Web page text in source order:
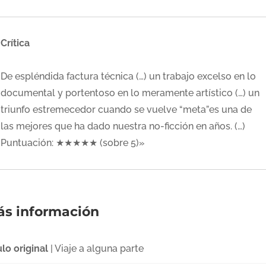
Crítica
De espléndida factura técnica (…) un trabajo excelso en lo
documental y portentoso en lo meramente artístico (…) un
triunfo estremecedor cuando se vuelve “meta”es una de
las mejores que ha dado nuestra no-ficción en años. (…)
Puntuación: ★★★★★ (sobre 5)»
información
original| Viaje a alguna parte